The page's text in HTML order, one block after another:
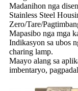
Madanihon nga
Stainless Steel
Zero/Tare/
Mapasibo nga mga
Indikasyon sa ubos
charing lamp.
Maayo alang sa
imbentaryo,